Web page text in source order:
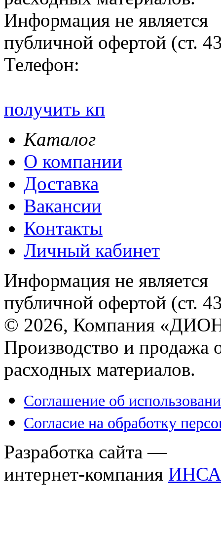
Информация не является
публичной офертой (ст.
Телефон:
получить кп
Каталог
О компании
Доставка
Вакансии
Контакты
Личный кабинет
Информация не является
публичной офертой (ст.
© 2026, Компания
Производство и продажа
расходных материалов.
Соглашение об
Согласие на обработку
Разработка сайта —
интернет-компания